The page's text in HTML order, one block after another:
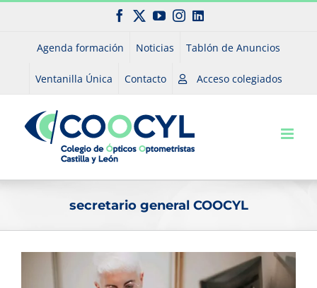
Saltar
Facebook
X YouTubeInstagram
LinkedIn
Agenda formación Noticias Tablón de Anuncios
Ventanilla Única Contacto Acceso colegiados
secretario general COOCYL